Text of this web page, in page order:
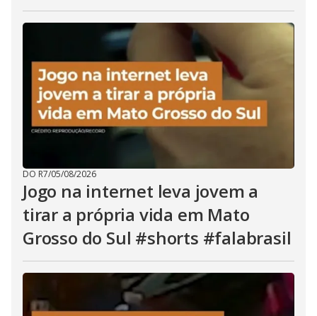
DO R7/05/08/2026
Jogo na internet leva jovem a
tirar a própria vida em Mato
Grosso do Sul #shorts #falabrasil